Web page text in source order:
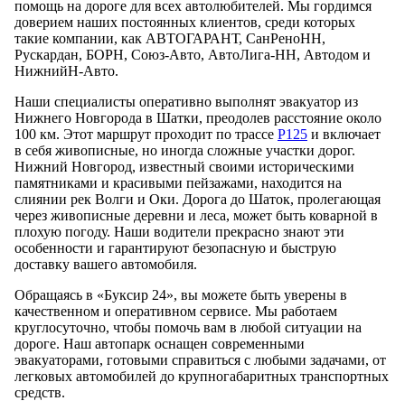
помощь на дороге для всех автолюбителей. Мы гордимся
доверием наших постоянных клиентов, среди которых
такие компании, как АВТОГАРАНТ, СанРеноНН,
Рускардан, БОРН, Союз-Авто, АвтоЛига-НН, Автодом и
НижнийН-Авто.
Наши специалисты оперативно выполнят эвакуатор из
Нижнего Новгорода в Шатки, преодолев расстояние около
100 км. Этот маршрут проходит по трассе Р125и включает
в себя живописные, но иногда сложные участки дорог.
Нижний Новгород, известный своими историческими
памятниками и красивыми пейзажами, находится на
слиянии рек Волги и Оки. Дорога до Шаток, пролегающая
через живописные деревни и леса, может быть коварной в
плохую погоду. Наши водители прекрасно знают эти
особенности и гарантируют безопасную и быструю
доставку вашего автомобиля.
Обращаясь в «Буксир 24», вы можете быть уверены в
качественном и оперативном сервисе. Мы работаем
круглосуточно, чтобы помочь вам в любой ситуации на
дороге. Наш автопарк оснащен современными
эвакуаторами, готовыми справиться с любыми задачами, от
легковых автомобилей до крупногабаритных транспортных
средств.